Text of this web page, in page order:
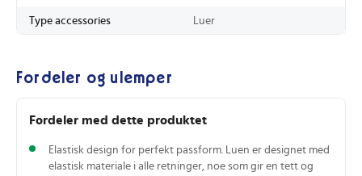
Type accessories Luer
Fordeler og ulemper
Fordeler med dette produktet
Elastisk design for perfekt passform. Luen er designet med
elastisk materiale i alle retninger, noe som gir en tett og